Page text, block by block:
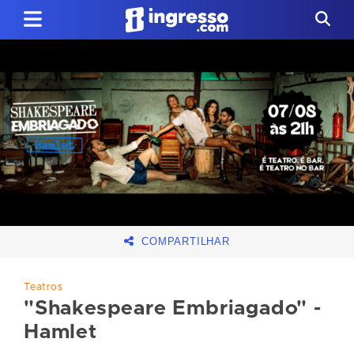
COMPARTILHAR
Teatros
"Shakespeare Embriagado" -
Hamlet